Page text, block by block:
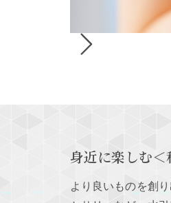
身近に楽しむ
より良いものを創